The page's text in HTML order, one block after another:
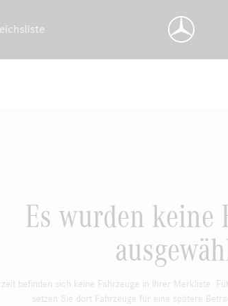
Es wurden keine
befinden sich keine Fahrzeuge in Ihrer Merkliste.
setzen Sie dort Fahrzeuge für eine spätere